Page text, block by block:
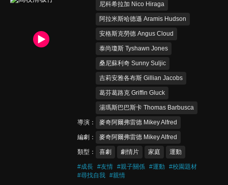
尼科希拉加 Nico Hiraga
阿拉米斯哈德遜 Aramis Hudson
安格斯克勞德 Angus Cloud
泰尚瓊斯 Tyshawn Jones
桑尼蘇利奇 Sunny Suljic
吉莉安雅各布斯 Gillian Jacobs
葛芬葛路克 Griffin Gluck
湯瑪斯巴巴斯卡 Thomas Barbusca
導演 麥奇阿爾弗雷德 Mikey Alfred
編劇 麥奇阿爾弗雷德 Mikey Alfred
類型 喜劇 劇情片 家庭 運動
#成長 #友情 #親子關係 #運動 #校園題材
#尋找自我 #親情